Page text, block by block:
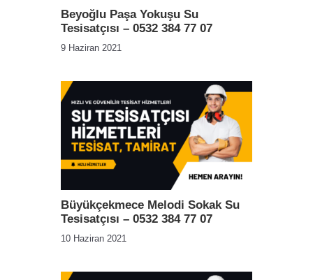
Beyoğlu Paşa Yokuşu Su
Tesisatçısı – 0532 384 77 07
9 Haziran 2021
Büyükçekmece Melodi Sokak Su
Tesisatçısı – 0532 384 77 07
10 Haziran 2021